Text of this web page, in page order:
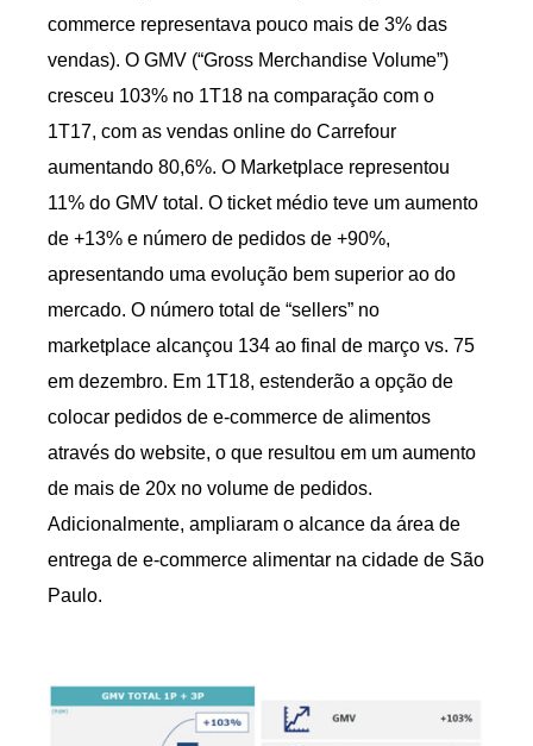
commerce representava pouco mais de 3% das
vendas). O GMV (“Gross Merchandise Volume”)
cresceu 103% no 1T18 na comparação com o
1T17, com as vendas online do Carrefour
aumentando 80,6%. O Marketplace representou
11% do GMV total. O ticket médio teve um aumento
de +13% e número de pedidos de +90%,
apresentando uma evolução bem superior ao do
mercado. O número total de “sellers” no
marketplace alcançou 134 ao final de março vs. 75
em dezembro. Em 1T18, estenderão a opção de
colocar pedidos de e-commerce de alimentos
através do website, o que resultou em um aumento
de mais de 20x no volume de pedidos.
Adicionalmente, ampliaram o alcance da área de
entrega de e-commerce alimentar na cidade de São
Paulo.